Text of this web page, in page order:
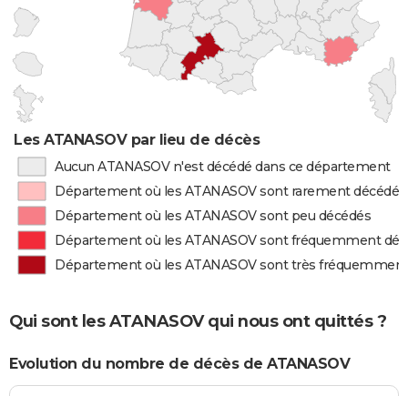
Les ATANASOV par lieu de décès
Aucun ATANASOV n'est décédé dans ce département
Département où les ATANASOV sont rarement décédés
Département où les ATANASOV sont peu décédés
Département où les ATANASOV sont fréquemment
Département où les ATANASOV sont très
Qui sont les ATANASOV qui nous ont quittés ?
Evolution du nombre de décès de ATANASOV